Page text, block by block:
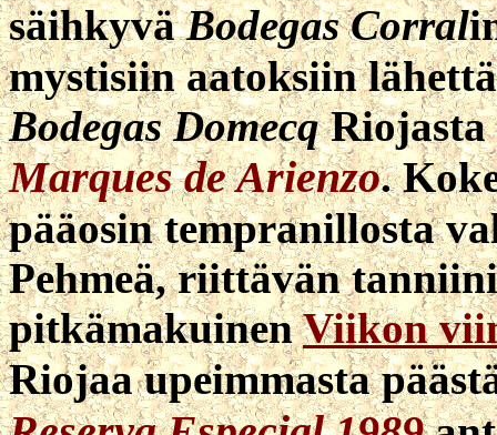
säihkyväBodegas Corral
mystisiin aatoksiin
Bodegas DomecqRiojasta
Marques de Arienzo.
pääosin tempranillosta
Pehmeä, riittävän
pitkämakuinenViikon
Riojaa upeimmasta